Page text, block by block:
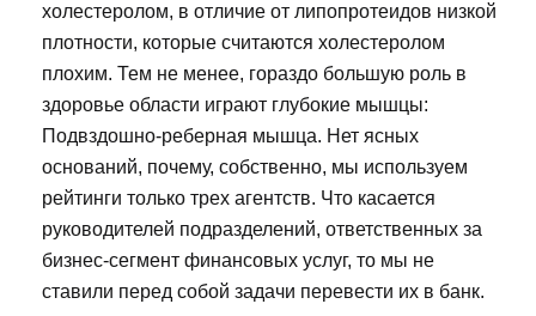
холестеролом, в отличие от липопротеидов низкой
плотности, которые считаются холестеролом
плохим. Тем не менее, гораздо большую роль в
здоровье области играют глубокие мышцы:
Подвздошно-реберная мышца. Нет ясных
оснований, почему, собственно, мы используем
рейтинги только трех агентств. Что касается
руководителей подразделений, ответственных за
бизнес-сегмент финансовых услуг, то мы не
ставили перед собой задачи перевести их в банк.